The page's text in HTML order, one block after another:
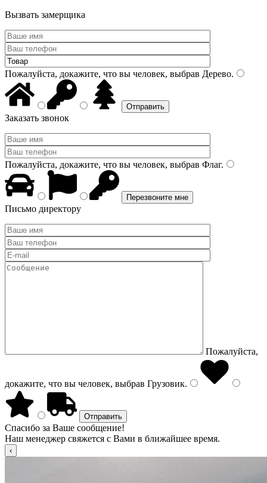
Вызвать замерщика
Пожалуйста, докажите, что вы человек, выбрав Дерево.
Заказать звонок
Пожалуйста, докажите, что вы человек, выбрав Флаг.
Письмо директору
Пожалуйста,
докажите, что вы человек, выбрав Грузовик.
Спасибо за Ваше сообщение!
Наш менеджер свяжется с Вами в ближайшее время.